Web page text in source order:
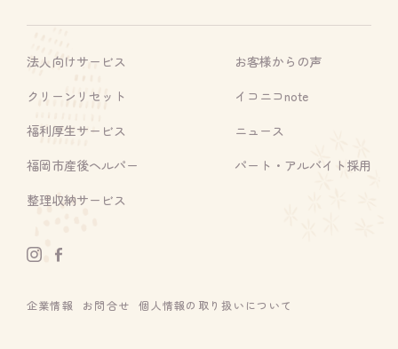
法人向けサービス
クリーンリセット
福利厚生サービス
福岡市産後ヘルパー
整理収納サービス
お客様からの声
イコニコnote
ニュース
パート・アルバイト採用
企業情報 お問合せ 個人情報の取り扱いについて